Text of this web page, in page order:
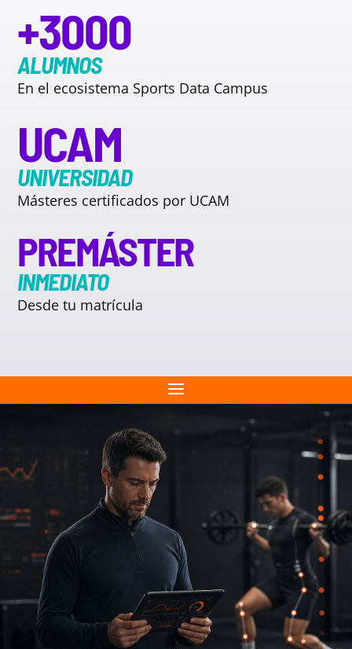
+3000
ALUMNOS
En el ecosistema Sports Data Campus
UCAM
UNIVERSIDAD
Másteres certificados por UCAM
PREMÁSTER
INMEDIATO
Desde tu matrícula